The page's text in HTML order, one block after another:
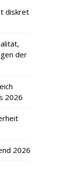
diskret
der
2026
2026